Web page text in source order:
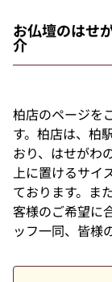
お仏壇のはせ
介
柏店のページを
す。柏店は、柏
おり、はせがわ
上に置けるサイ
ております。ま
客様のご希望に
ッフ一同、皆様